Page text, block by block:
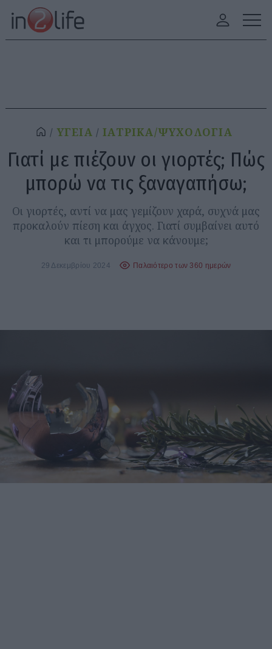
ΥΓΕΙΑ ΙΑΤΡΙΚΑ/ΨΥΧΟΛΟΓΙΑ
Γιατί με πιέζουν οι γιορτές; Πώς
μπορώ να τις ξαναγαπήσω;
Οι γιορτές, αντί να μας γεμίζουν χαρά, συχνά μας
προκαλούν πίεση και άγχος. Γιατί συμβαίνει αυτό
και τι μπορούμε να κάνουμε;
29 Δεκεμβρίου 2024 Παλαιότερο των 360 ημερών